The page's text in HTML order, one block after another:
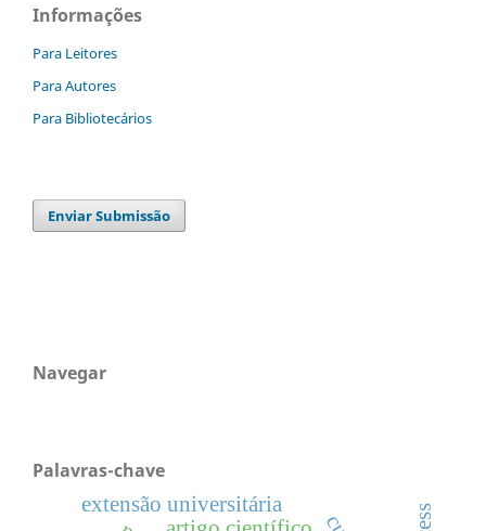
Informações
Para Leitores
Para Autores
Para Bibliotecários
Enviar Submissão
Navegar
Palavras-chave
extensão universitária